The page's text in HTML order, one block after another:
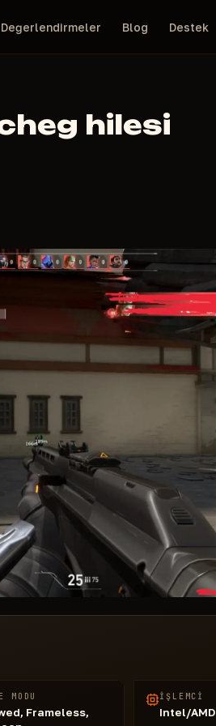
Değerlendirmeler Blog Destek
hilesi
MODU
Frameless,
İŞLEMCI
Intel/AMD